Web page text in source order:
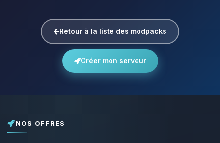
Retour à la liste des modpacks
Créer mon serveur
NOS OFFRES